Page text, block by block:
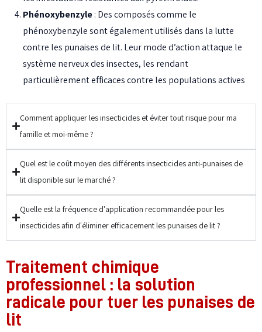
Phénoxybenzyle : Des composés comme le
phénoxybenzyle sont également utilisés dans la lutte
contre les punaises de lit. Leur mode d’action attaque le
système nerveux des insectes, les rendant
particulièrement efficaces contre les populations actives
Comment appliquer les insecticides et éviter tout risque pour ma
famille et moi-même ?
Quel est le coût moyen des différents insecticides anti-punaises de
lit disponible sur le marché ?
Quelle est la fréquence d'application recommandée pour les
insecticides afin d'éliminer efficacement les punaises de lit ?
Traitement chimique
professionnel : la solution
radicale pour tuer les punaises de
lit